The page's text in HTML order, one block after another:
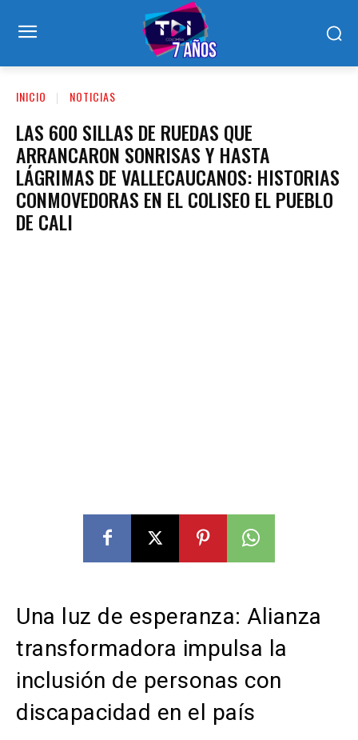
INICIO NOTICIAS
LAS 600 SILLAS DE RUEDAS QUE
ARRANCARON SONRISAS Y HASTA
LÁGRIMAS DE VALLECAUCANOS: HISTORIAS
CONMOVEDORAS EN EL COLISEO EL PUEBLO
DE CALI
Una luz de esperanza: Alianza
transformadora impulsa la
inclusión de personas con
discapacidad en el país